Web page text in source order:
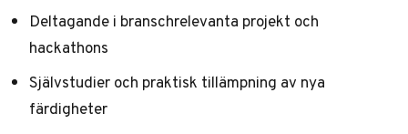
Deltagande i branschrelevanta projekt och
hackathons
Självstudier och praktisk tillämpning av nya
färdigheter